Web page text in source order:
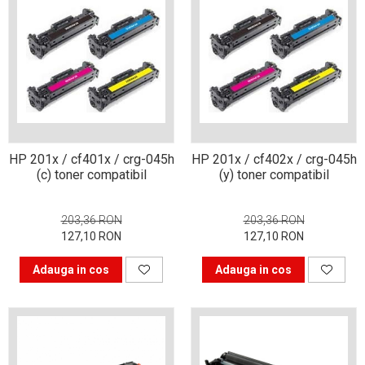
device-urilor tale?
De ce vezi alte culori pe
hârtie decât pe monitor?
Tehnici de imprimare
profesionistă
împachetare a cadourilor
Alegerea corectă a
imprimantă
Patru sfaturi pentru
alegerea unei imprimante
De ce să cumpărăm cartușe
HP 201x / cf401x / crg-045h
(c) toner compatibil
203,36 RON
127,10 RON
Adauga in cos
HP 201x / cf402x / crg-045h
(y) toner compatibil
203,36 RON
127,10 RON
Adauga in cos